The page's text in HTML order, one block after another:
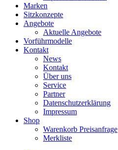
Marken
Sitzkonzepte
Angebote
Aktuelle Angebote
Vorführmodelle
Kontakt
News
Kontakt
Über uns
Service
Partner
Datenschutzerklärung
Impressum
Shop
Warenkorb Preisanfrage
Merkliste